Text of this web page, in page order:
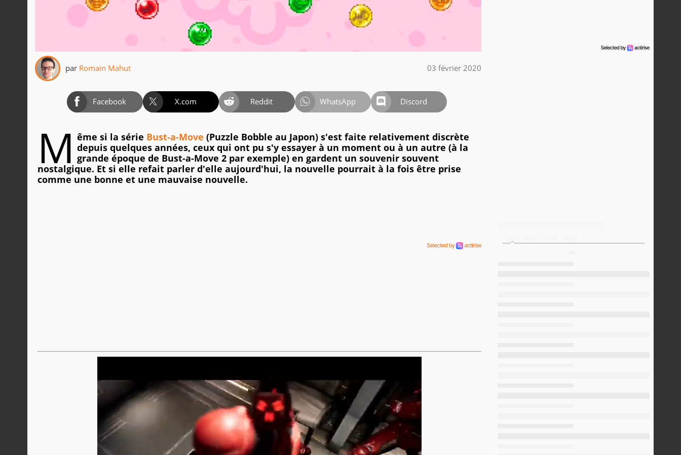
par Romain Mahut 03 février 2020
Facebook X.com Reddit WhatsApp Discord
M ême si la série Bust-a-Move (Puzzle Bobble au Japon) s'est faite relativement discrète
depuis quelques années, ceux qui ont pu s'y essayer à un moment ou à un autre (à la
grande époque de Bust-a-Move 2 par exemple) en gardent un souvenir souvent
nostalgique. Et si elle refait parler d'elle aujourd'hui, la nouvelle pourrait à la fois être prise
comme une bonne et une mauvaise nouvelle.